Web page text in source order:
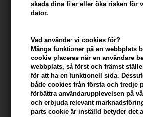
skada dina filer eller öka risken för
dator.
Vad använder vi cookies för?
Många funktioner på en webbplats
cookie placeras när en användare
webbplats, så först och främst
för att ha en funktionell sida.
både cookies från första och tredje
förbättra användarupplevelsen på
och erbjuda relevant
parts cookie är inställd betyder det
Du tjänar på köp av denna artikel -Visa
Beskrivning Recensioner
Fan Palm Bloom Wet Brush Paddle är en
spikar som är fina, fasta, mjuka och täckta
spetsar.